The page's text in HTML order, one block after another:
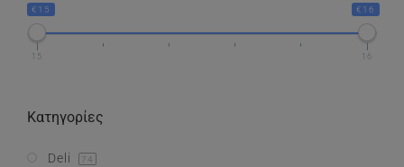
Συνθέσεις Δώρων
€15 €16
15 16
Κατηγορίες
Deli 74